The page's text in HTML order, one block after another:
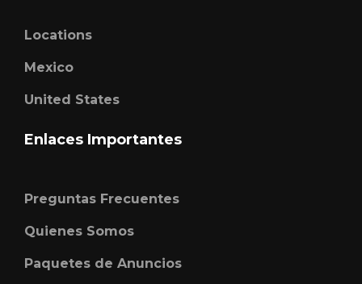
Locations
Mexico
United States
Enlaces Importantes
Preguntas Frecuentes
Quienes Somos
Paquetes de Anuncios